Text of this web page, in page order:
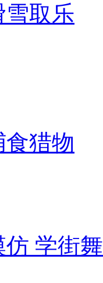
雪取乐
猎物
学街